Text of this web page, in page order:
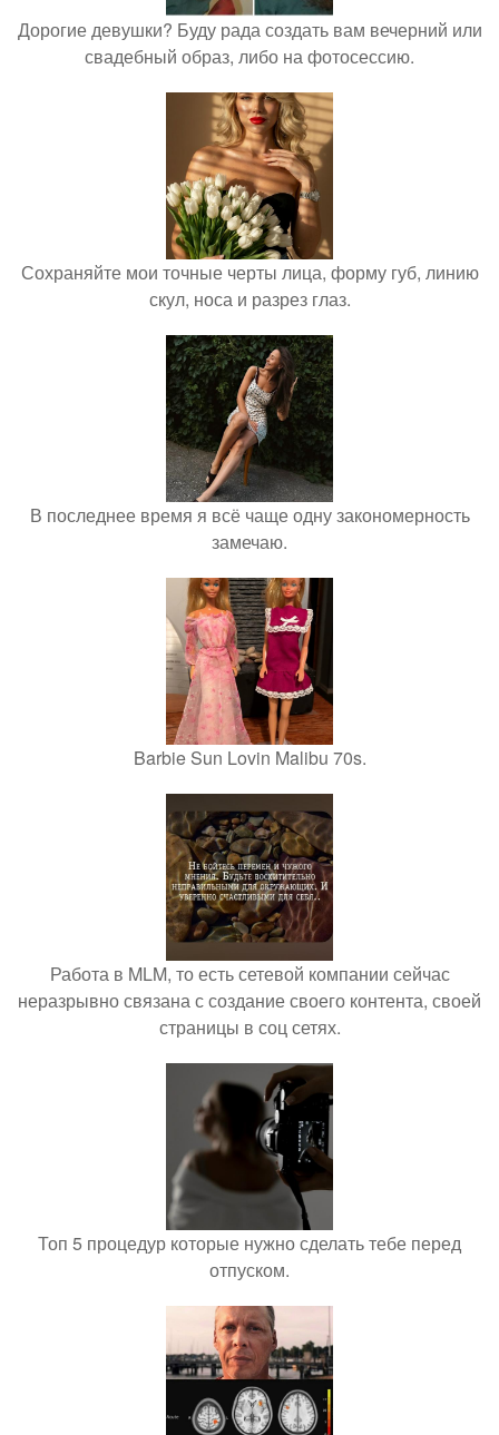
Дорогие девушки? Буду рада создать вам вечерний или
свадебный образ, либо на фотосессию.
Сохраняйте мои точные черты лица, форму губ, линию
скул, носа и разрез глаз.
В последнее время я всё чаще одну закономерность
замечаю.
Barbie Sun Lovin Malibu 70s.
Работа в MLM, то есть сетевой компании сейчас
неразрывно связана с создание своего контента, своей
страницы в соц сетях.
Топ 5 процедур которые нужно сделать тебе перед
отпуском.